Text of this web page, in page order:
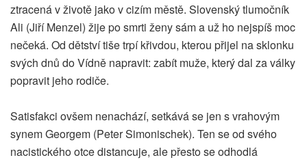
ztracená v životě jako v cizím městě. Slovenský tlumočník
Ali (Jiří Menzel) žije po smrti ženy sám a už ho nejspíš moc
nečeká. Od dětství tiše trpí křivdou, kterou přijel na sklonku
svých dnů do Vídně napravit: zabít muže, který dal za války
popravit jeho rodiče.
Satisfakci ovšem nenachází, setkává se jen s vrahovým
synem Georgem (Peter Simonischek). Ten se od svého
nacistického otce distancuje, ale přesto se odhodlá